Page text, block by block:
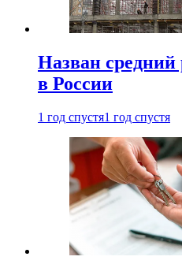
Назван средний
в России
1 год спустя1 год спустя